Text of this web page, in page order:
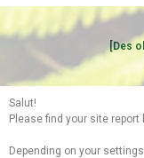
[Des
Salut!
Please find your site report
Depending on your